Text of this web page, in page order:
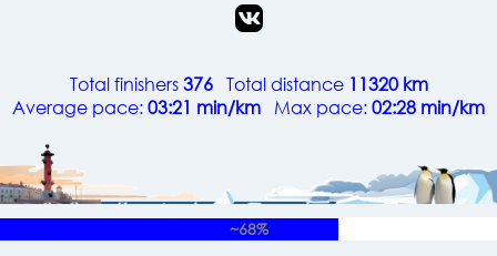
Total finishers376Total distance 11320 km
Average pace:03:21 min/km Max pace:02:28 min/km
~68%